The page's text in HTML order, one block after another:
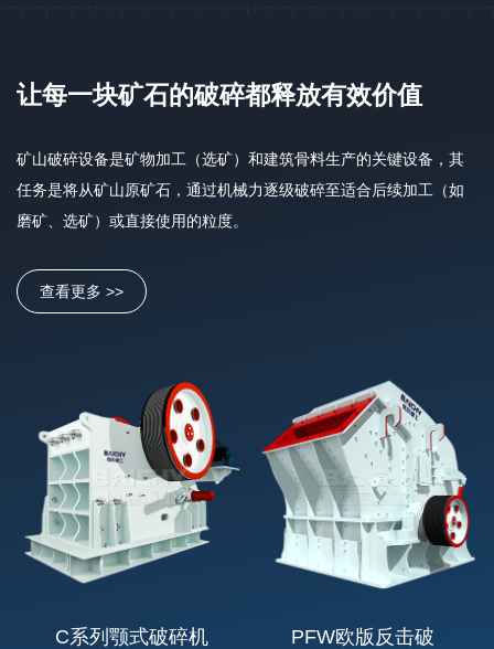
让每一块矿石的破碎都释放有效价值
矿山破碎设备是矿物加工（选矿）和建筑骨料生产的关键设备，其
任务是将从矿山原矿石，通过机械力逐级破碎至适合后续加工（如
磨矿、选矿）或直接使用的粒度。
查看更多 >>
C系列颚式破碎机 PFW欧版反击破